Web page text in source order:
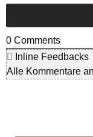
0 Comments
Inline Feedbacks
Alle Kommentare